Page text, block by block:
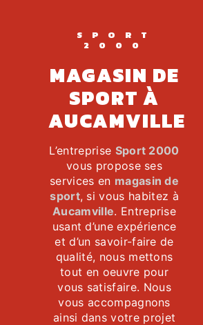
SPORT
2000
MAGASIN DE
SPORT À
AUCAMVILLE
L’entreprise Sport 2000
vous propose ses
services en magasin de
sport, si vous habitez à
Aucamville. Entreprise
usant d’une expérience
et d’un savoir-faire de
qualité, nous mettons
tout en oeuvre pour
vous satisfaire. Nous
vous accompagnons
ainsi dans votre projet